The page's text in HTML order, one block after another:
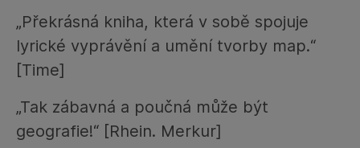
„Překrásná kniha, která v sobě spojuje
lyrické vyprávění a umění tvorby map.“
[Time]
„Tak zábavná a poučná může být
geografie!“ [Rhein. Merkur]